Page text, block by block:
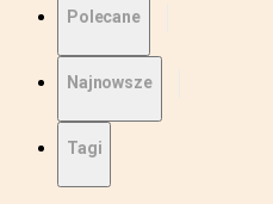
Polecane
Najnowsze
Tagi